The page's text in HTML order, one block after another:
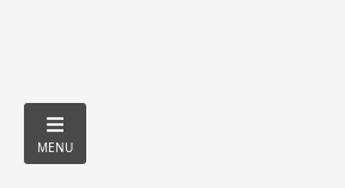
MENU